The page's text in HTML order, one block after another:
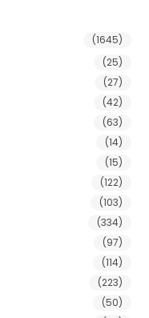
(1645)
(25)
(27)
(42)
(63)
(14)
(15)
(122)
(103)
(334)
(97)
(114)
(223)
(50)